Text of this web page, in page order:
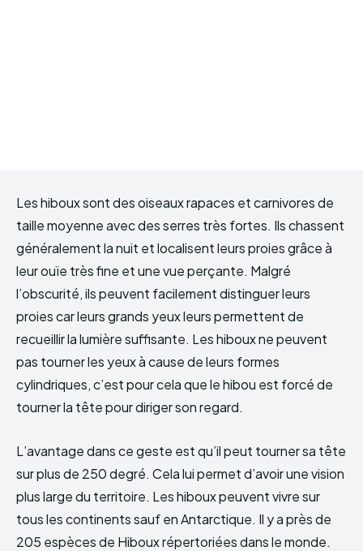
Les hiboux sont des oiseaux rapaces et carnivores de
taille moyenne avec des serres très fortes. Ils chassent
généralement la nuit et localisent leurs proies grâce à
leur ouïe très fine et une vue perçante. Malgré
l’obscurité, ils peuvent facilement distinguer leurs
proies car leurs grands yeux leurs permettent de
recueillir la lumière suffisante. Les hiboux ne peuvent
pas tourner les yeux à cause de leurs formes
cylindriques, c’est pour cela que le hibou est forcé de
tourner la tête pour diriger son regard.
L’avantage dans ce geste est qu’il peut tourner sa tête
sur plus de 250 degré. Cela lui permet d’avoir une vision
plus large du territoire. Les hiboux peuvent vivre sur
tous les continents sauf en Antarctique. Il y a près de
205 espèces de Hiboux répertoriées dans le monde.